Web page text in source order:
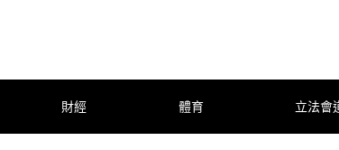
財經 體育 立法會